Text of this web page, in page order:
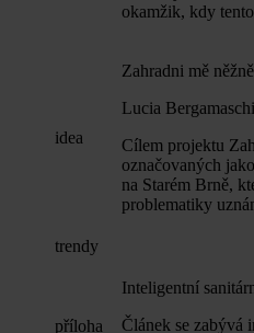
okamžik, kdy
idea
Zahradni mě něžně
Lucia Bergamaschi
Cílem projektu
označovaných
na Starém Brně,
problematiky
trendy
příloha
Inteligentní
Článek se zabývá